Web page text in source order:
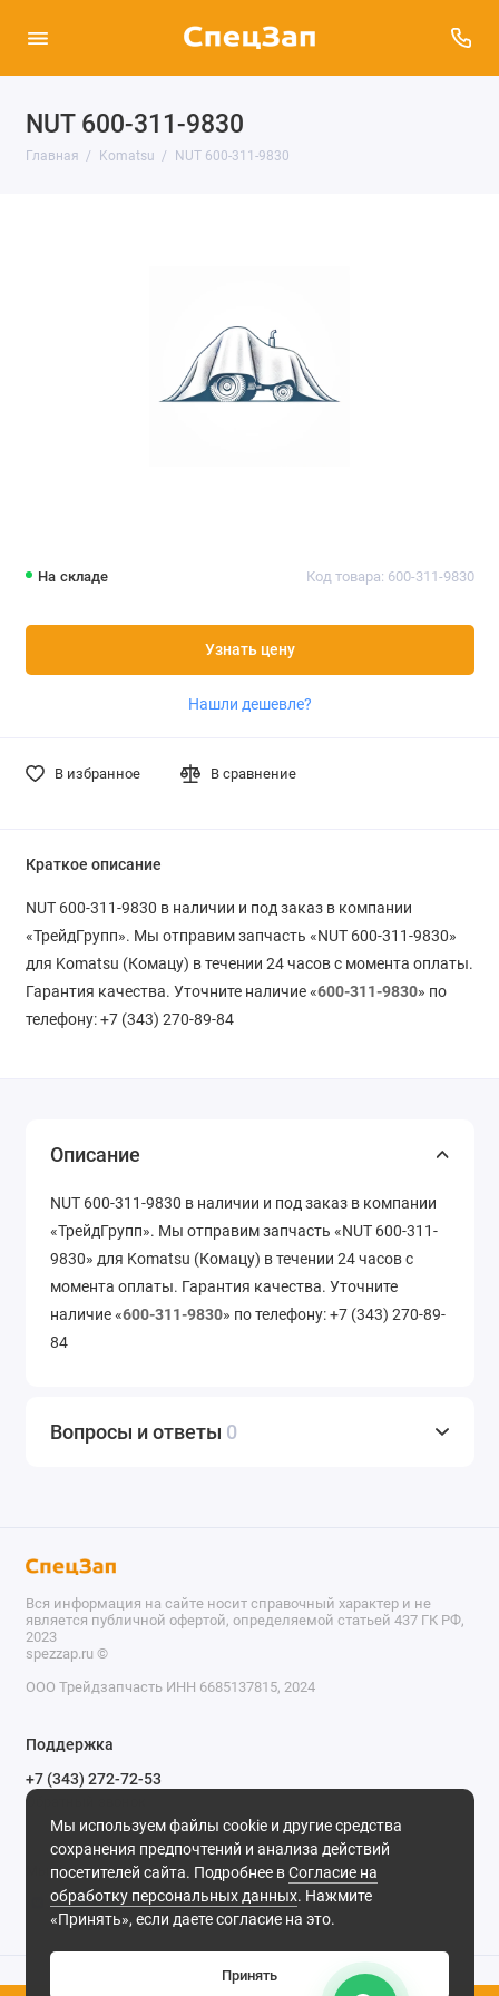
NUT 600-311-9830
Главная Komatsu NUT 600-311-9830
На складе Код товара: 600-311-9830
Узнать цену
Нашли дешевле?
В избранное В сравнение
Краткое описание
NUT 600-311-9830 в наличии и под заказ в компании
«ТрейдГрупп». Мы отправим запчасть «NUT 600-311-9830»
для Komatsu (Комацу) в течении 24 часов с момента оплаты.
Гарантия качества. Уточните наличие «600-311-9830» по
телефону: +7 (343) 270-89-84
Описание
NUT 600-311-9830 в наличии и под заказ в компании
«ТрейдГрупп». Мы отправим запчасть «NUT 600-311-
9830» для Komatsu (Комацу) в течении 24 часов с
момента оплаты. Гарантия качества. Уточните
наличие «600-311-9830» по телефону: +7 (343) 270-89-
84
Вопросы и ответы 0
Мы используем файлы cookie и другие средства
сохранения предпочтений и анализа действий
посетителей сайта. Подробнее вСогласие на
обработку персональных данных. Нажмите
«Принять», если даете согласие на это.
Принять
Вся информация на сайте носит справочный характер и не
является публичной офертой, определяемой статьей 437 ГК РФ,
2023
spezzap.ru ©️
ООО Трейдзапчасть ИНН 6685137815, 2024
Поддержка
+7 (343) 272-72-53
Обратный звонок
620030, г. Екатеринбург, ул. Карьерная, д. 14, оф. 14.
Мы в сети